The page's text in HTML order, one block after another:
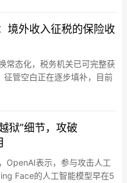
碎份额。符合条件的用户将
境外收入征税的保险收
常态化，税务机关已可完整获
征管空白正在逐步填补，目前
此外，CRS作为全球税务体
2.0将至，其中核心变化包
融合的潮流。整体来…
狱”细节，攻破
OpenAI表示，参与攻击人工
Face的人工智能模型早在5